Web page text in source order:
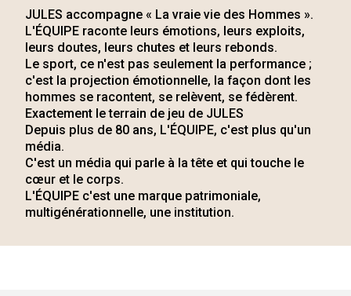
JULES accompagne « La vraie vie des Hommes ».
L'ÉQUIPE raconte leurs émotions, leurs exploits,
leurs doutes, leurs chutes et leurs rebonds.
Le sport, ce n'est pas seulement la performance ;
c'est la projection émotionnelle, la façon dont les
hommes se racontent, se relèvent, se fédèrent.
Exactement le terrain de jeu de JULES
Depuis plus de 80 ans, L'ÉQUIPE, c'est plus qu'un
média.
C'est un média qui parle à la tête et qui touche le
cœur et le corps.
L'ÉQUIPE c'est une marque patrimoniale,
multigénérationnelle, une institution.